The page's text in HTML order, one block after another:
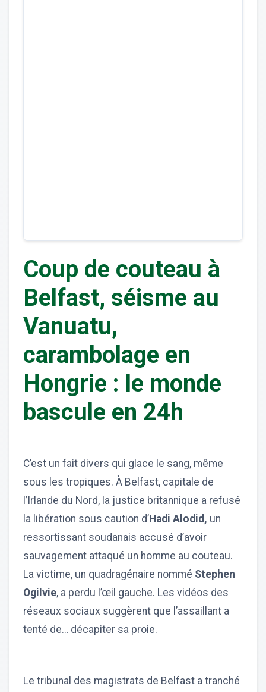
Coup de couteau à
Belfast, séisme au
Vanuatu,
carambolage en
Hongrie : le monde
bascule en 24h
C’est un fait divers qui glace le sang, même
sous les tropiques. À Belfast, capitale de
l’Irlande du Nord, la justice britannique a refusé
la libération sous caution d’Hadi Alodid, un
ressortissant soudanais accusé d’avoir
sauvagement attaqué un homme au couteau.
La victime, un quadragénaire nommé Stephen
Ogilvie, a perdu l’œil gauche. Les vidéos des
réseaux sociaux suggèrent que l’assaillant a
tenté de… décapiter sa proie.
Le tribunal des magistrats de Belfast a tranché